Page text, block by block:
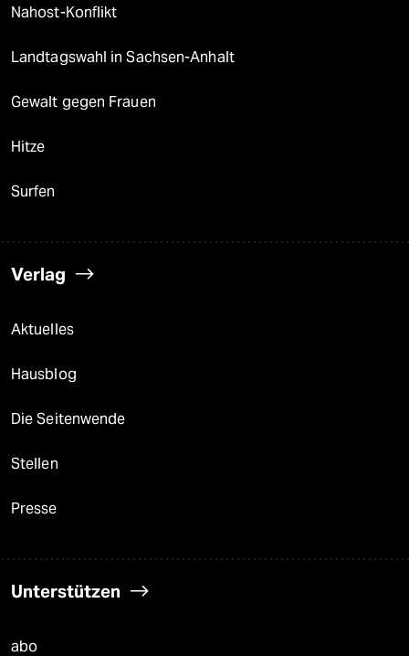
Nahost-Konflikt
Landtagswahl in Sachsen-Anhalt
Gewalt gegen Frauen
Hitze
Surfen
Verlag
Aktuelles
Hausblog
Die Seitenwende
Stellen
Presse
Unterstützen
abo